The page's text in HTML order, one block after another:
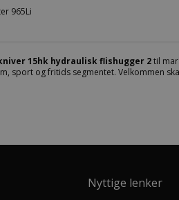
965Li
15hk hydraulisk flishugger 2til
sport og fritids segmentet. Velkommen
Nyttige lenker